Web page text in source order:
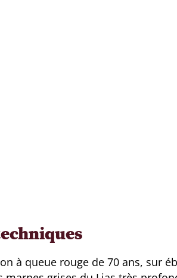
à queue rouge de 70 ans, sur